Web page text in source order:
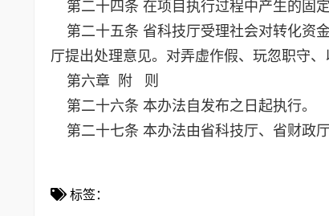
第二十四条 在项目执行过程中产生的固
第二十五条 省科技厅受理社会对转化资
厅提出处理意见。对弄虚作假、玩忽职守
第六章 附 则
第二十六条 本办法自发布之日起执行。
第二十七条 本办法由省科技厅、省财政厅
标签：